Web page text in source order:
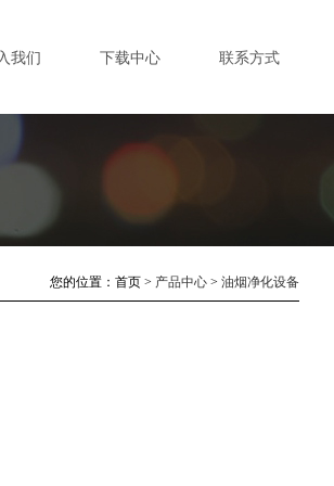
我们 下载中心 联系方式
您的位置： 首页 > 产品中心 > 油烟净化设备